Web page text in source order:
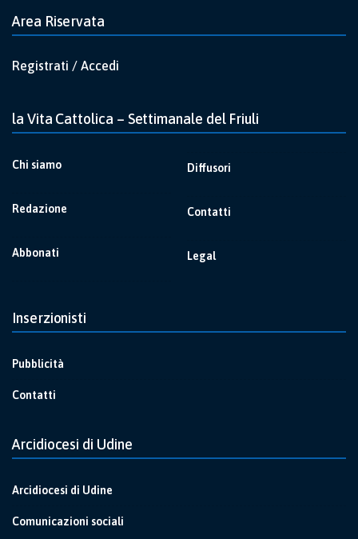
Area Riservata
Registrati / Accedi
la Vita Cattolica – Settimanale del Friuli
Chi siamo
Redazione
Abbonati
Diffusori
Contatti
Legal
Inserzionisti
Pubblicità
Contatti
Arcidiocesi di Udine
Arcidiocesi di Udine
Comunicazioni sociali